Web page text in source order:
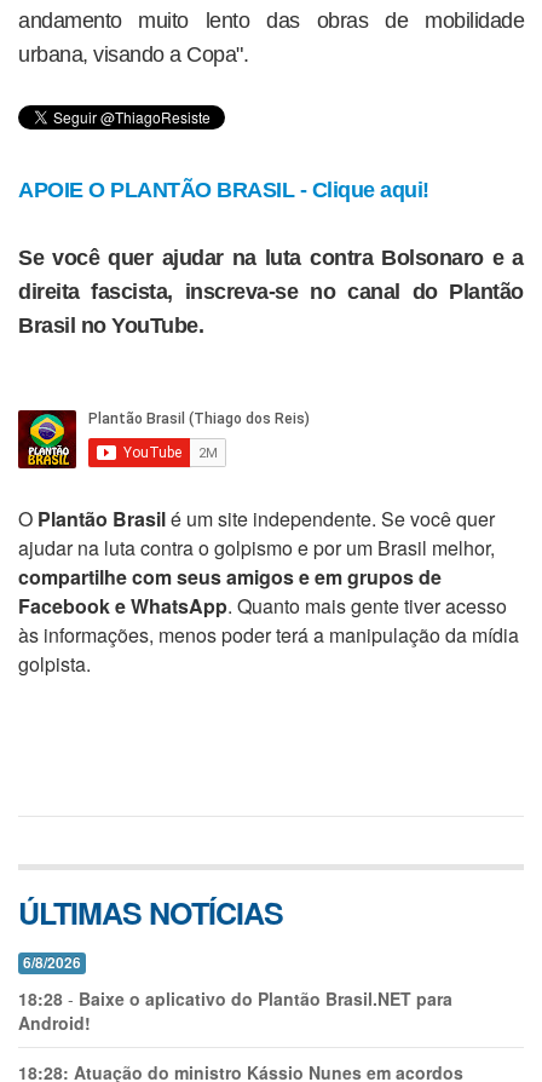
andamento muito lento das obras de mobilidade
urbana, visando a Copa".
APOIE O PLANTÃO BRASIL - Clique aqui!
Se você quer ajudar na luta contra Bolsonaro e a
direita fascista, inscreva-se no canal do Plantão
Brasil no YouTube.
O Plantão Brasilé um site independente. Se você quer
ajudar na luta contra o golpismo e por um Brasil melhor,
compartilhe com seus amigos e em grupos de
Facebook e WhatsApp. Quanto mais gente tiver acesso
às informações, menos poder terá a manipulação da mídia
golpista.
ÚLTIMAS NOTÍCIAS
6/8/2026
18:28 - Baixe o aplicativo do Plantão Brasil.NET para
Android!
18:28: Atuação do ministro Kássio Nunes em acordos